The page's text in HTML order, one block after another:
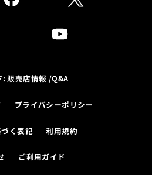
: 販売店情報 /Q&A
プライバシーポリシー
く表記 利用規約
ご利用ガイド